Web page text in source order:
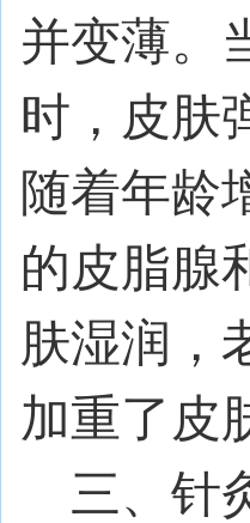
并变薄。
时，皮肤
随着年龄
的皮脂腺
肤湿润，
加重了
三、针